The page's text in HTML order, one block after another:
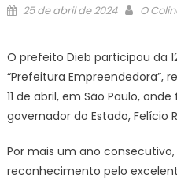
Posted
25 de abril de 2024 Author
O
O prefeito Dieb participou da
“Prefeitura Empreendedora”,
11 de abril, em São Paulo,
governador do Estado, Felício
Por mais um ano
reconhecimento pelo